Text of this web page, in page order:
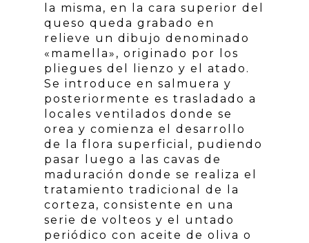
la misma, en la cara superior del
queso queda grabado en
relieve un dibujo denominado
«mamella», originado por los
pliegues del lienzo y el atado.
Se introduce en salmuera y
posteriormente es trasladado a
locales ventilados donde se
orea y comienza el desarrollo
de la flora superficial, pudiendo
pasar luego a las cavas de
maduración donde se realiza el
tratamiento tradicional de la
corteza, consistente en una
serie de volteos y el untado
periódico con aceite de oliva o